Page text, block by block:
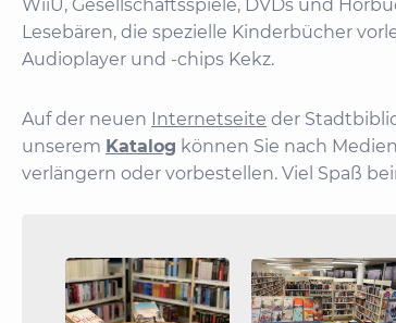
WiiU, Gesellschaftsspiele, DVDs und
Lesebären, die spezielle Kinderbücher
Audioplayer und -chips Kekz.
Auf der neuen Internetseite der
unserem Katalog können Sie nach
verlängern oder vorbestellen. Viel Spaß